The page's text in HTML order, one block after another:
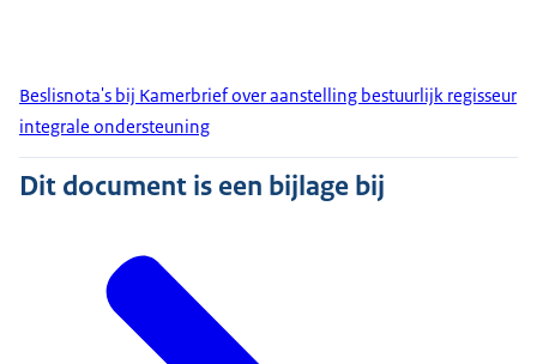
Beslisnota's bij Kamerbrief over aanstelling bestuurlijk regisseur
integrale ondersteuning
Dit document is een bijlage bij